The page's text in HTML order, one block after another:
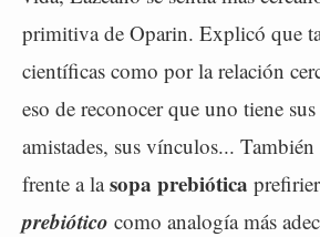
primitiva de Oparin. Explicó que
científicas como por la relación
eso de reconocer que uno tiene
amistades, sus vínculos...
frente a lasopa prebiótica
prebiótico como analogía más